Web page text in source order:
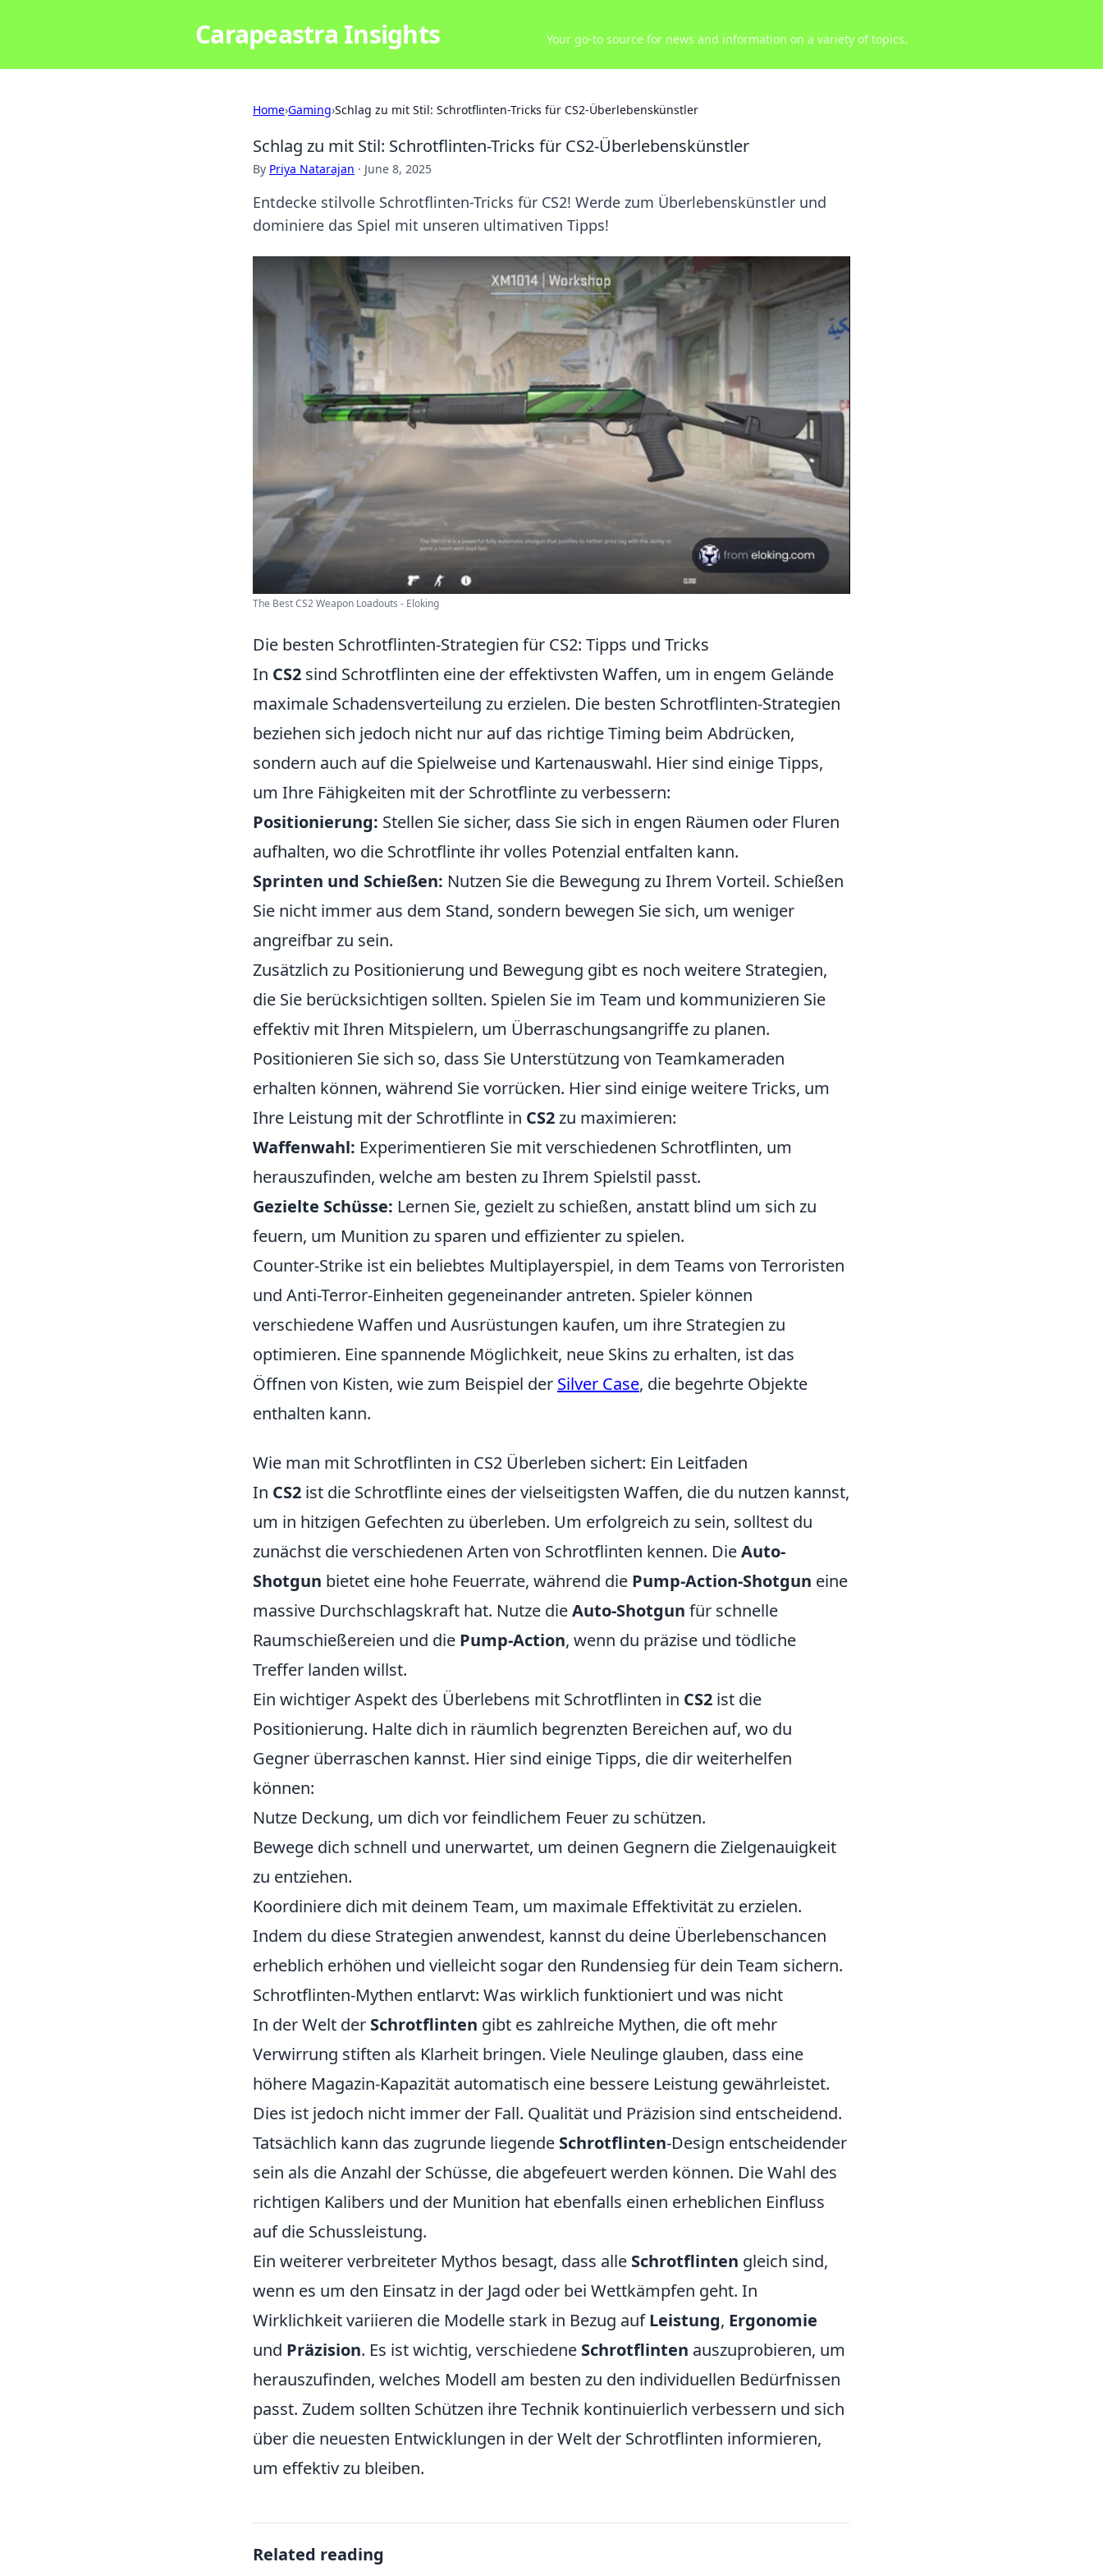
Carapeastra Insights Your go-to source for news and information on a variety of topics.
Home›Gaming›Schlag zu mit Stil: Schrotflinten-Tricks für CS2-Überlebenskünstler
Schlag zu mit Stil: Schrotflinten-Tricks für CS2-Überlebenskünstler
By Priya Natarajan · June 8, 2025
Entdecke stilvolle Schrotflinten-Tricks für CS2! Werde zum Überlebenskünstler und
dominiere das Spiel mit unseren ultimativen Tipps!
The Best CS2 Weapon Loadouts - Eloking
Die besten Schrotflinten-Strategien für CS2: Tipps und Tricks
In CS2 sind Schrotflinten eine der effektivsten Waffen, um in engem Gelände
maximale Schadensverteilung zu erzielen. Die besten Schrotflinten-Strategien
beziehen sich jedoch nicht nur auf das richtige Timing beim Abdrücken,
sondern auch auf die Spielweise und Kartenauswahl. Hier sind einige Tipps,
um Ihre Fähigkeiten mit der Schrotflinte zu verbessern:
Positionierung: Stellen Sie sicher, dass Sie sich in engen Räumen oder Fluren
aufhalten, wo die Schrotflinte ihr volles Potenzial entfalten kann.
Sprinten und Schießen: Nutzen Sie die Bewegung zu Ihrem Vorteil. Schießen
Sie nicht immer aus dem Stand, sondern bewegen Sie sich, um weniger
angreifbar zu sein.
Zusätzlich zu Positionierung und Bewegung gibt es noch weitere Strategien,
die Sie berücksichtigen sollten. Spielen Sie im Team und kommunizieren Sie
effektiv mit Ihren Mitspielern, um Überraschungsangriffe zu planen.
Positionieren Sie sich so, dass Sie Unterstützung von Teamkameraden
erhalten können, während Sie vorrücken. Hier sind einige weitere Tricks, um
Ihre Leistung mit der Schrotflinte in CS2zu maximieren:
Waffenwahl: Experimentieren Sie mit verschiedenen Schrotflinten, um
herauszufinden, welche am besten zu Ihrem Spielstil passt.
Gezielte Schüsse: Lernen Sie, gezielt zu schießen, anstatt blind um sich zu
feuern, um Munition zu sparen und effizienter zu spielen.
Counter-Strike ist ein beliebtes Multiplayerspiel, in dem Teams von Terroristen
und Anti-Terror-Einheiten gegeneinander antreten. Spieler können
verschiedene Waffen und Ausrüstungen kaufen, um ihre Strategien zu
optimieren. Eine spannende Möglichkeit, neue Skins zu erhalten, ist das
Öffnen von Kisten, wie zum Beispiel der Silver Case, die begehrte Objekte
enthalten kann.
Wie man mit Schrotflinten in CS2 Überleben sichert: Ein Leitfaden
In CS2 ist die Schrotflinte eines der vielseitigsten Waffen, die du nutzen kannst,
um in hitzigen Gefechten zu überleben. Um erfolgreich zu sein, solltest du
zunächst die verschiedenen Arten von Schrotflinten kennen. DieAuto-
Shotgun bietet eine hohe Feuerrate, während die Pump-Action-Shotgun eine
massive Durchschlagskraft hat. Nutze dieAuto-Shotgun für schnelle
Raumschießereien und die Pump-Action, wenn du präzise und tödliche
Treffer landen willst.
Ein wichtiger Aspekt des Überlebens mit Schrotflinten in CS2 ist die
Positionierung. Halte dich in räumlich begrenzten Bereichen auf, wo du
Gegner überraschen kannst. Hier sind einige Tipps, die dir weiterhelfen
können:
Nutze Deckung, um dich vor feindlichem Feuer zu schützen.
Bewege dich schnell und unerwartet, um deinen Gegnern die Zielgenauigkeit
zu entziehen.
Koordiniere dich mit deinem Team, um maximale Effektivität zu erzielen.
Indem du diese Strategien anwendest, kannst du deine Überlebenschancen
erheblich erhöhen und vielleicht sogar den Rundensieg für dein Team sichern.
Schrotflinten-Mythen entlarvt: Was wirklich funktioniert und was nicht
In der Welt der Schrotflinten gibt es zahlreiche Mythen, die oft mehr
Verwirrung stiften als Klarheit bringen. Viele Neulinge glauben, dass eine
höhere Magazin-Kapazität automatisch eine bessere Leistung gewährleistet.
Dies ist jedoch nicht immer der Fall. Qualität und Präzision sind entscheidend.
Tatsächlich kann das zugrunde liegende Schrotflinten-Design entscheidender
sein als die Anzahl der Schüsse, die abgefeuert werden können. Die Wahl des
richtigen Kalibers und der Munition hat ebenfalls einen erheblichen Einfluss
auf die Schussleistung.
Ein weiterer verbreiteter Mythos besagt, dass alle Schrotflinten gleich sind,
wenn es um den Einsatz in der Jagd oder bei Wettkämpfen geht. In
Wirklichkeit variieren die Modelle stark in Bezug aufLeistung, Ergonomie
und Präzision. Es ist wichtig, verschiedene Schrotflinten auszuprobieren, um
herauszufinden, welches Modell am besten zu den individuellen Bedürfnissen
passt. Zudem sollten Schützen ihre Technik kontinuierlich verbessern und sich
über die neuesten Entwicklungen in der Welt der Schrotflinten informieren,
um effektiv zu bleiben.
Related reading